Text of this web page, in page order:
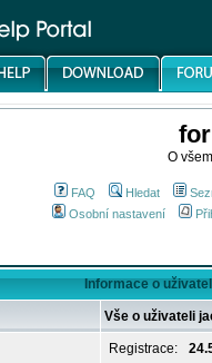
O
FAQ Hledat
Osobní nastavení
Informace o
Vše o uživateli
Registrace: